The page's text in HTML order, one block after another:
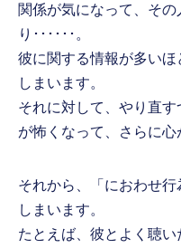
関係が気になって、そ
り･･････。
彼に関する情報が多い
しまいます。
それに対して、やり直
が怖くなって、さらに心
それから、「におわせ
しまいます。
たとえば、彼とよく聴